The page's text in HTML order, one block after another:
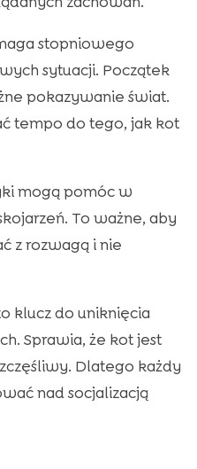
stopniowego
sytuacji. Początek
pokazywanie świat.
tempo do tego, jak kot
mogą pomóc w
To ważne, aby
z rozwagą i nie
klucz do uniknięcia
Sprawia, że kot jest
Dlatego każdy
nad socjalizacją